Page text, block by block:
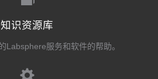
知识资源库
Labsphere服务和软件的帮助。